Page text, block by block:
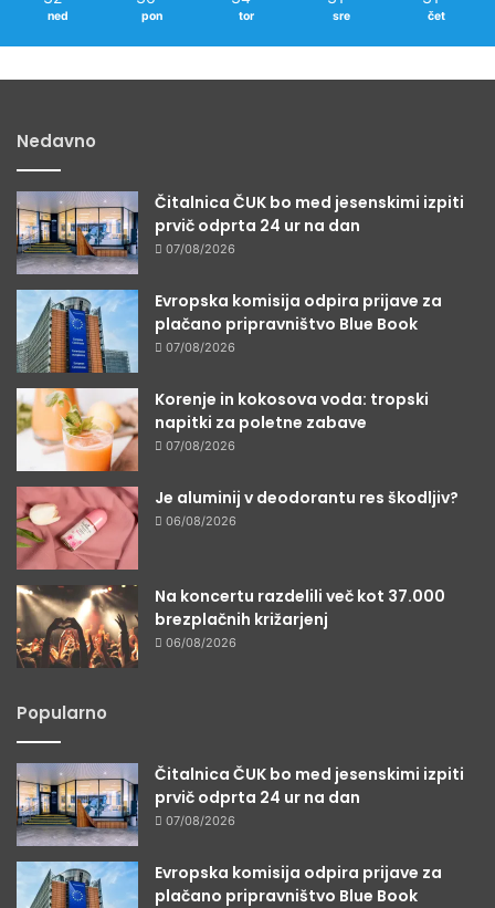
ned pon tor sre čet
Nedavno
Čitalnica ČUK bo med jesenskimi izpiti
prvič odprta 24 ur na dan
07/08/2026
Evropska komisija odpira prijave za
plačano pripravništvo Blue Book
07/08/2026
Korenje in kokosova voda: tropski
napitki za poletne zabave
07/08/2026
Je aluminij v deodorantu res škodljiv?
06/08/2026
Na koncertu razdelili več kot 37.000
brezplačnih križarjenj
06/08/2026
Popularno
Čitalnica ČUK bo med jesenskimi izpiti
prvič odprta 24 ur na dan
07/08/2026
Evropska komisija odpira prijave za
plačano pripravništvo Blue Book